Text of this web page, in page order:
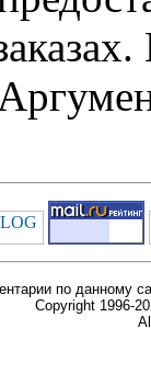
по данному
Copyright 1996-